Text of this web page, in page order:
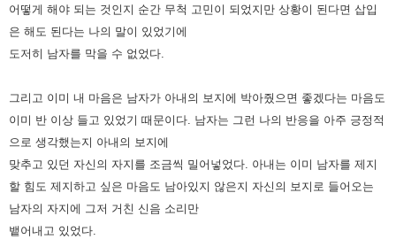
어떻게 해야 되는 것인지 순간 무척 고민이 되었지만 상황이 된다면 삽입
은 해도 된다는 나의 말이 있었기에
도저히 남자를 막을 수 없었다.
그리고 이미 내 마음은 남자가 아내의 보지에 박아줬으면 좋겠다는 마음도
이미 반 이상 들고 있었기 때문이다. 남자는 그런 나의 반응을 아주 긍정적
으로 생각했는지 아내의 보지에
맞추고 있던 자신의 자지를 조금씩 밀어넣었다. 아내는 이미 남자를 제지
할 힘도 제지하고 싶은 마음도 남아있지 않은지 자신의 보지로 들어오는
남자의 자지에 그저 거친 신음 소리만
뱉어내고 있었다.